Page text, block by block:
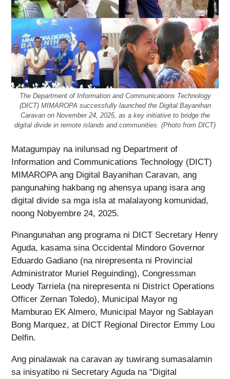
The Department of Information and Communications Technology
(DICT) MIMAROPA successfully launched the Digital Bayanihan
Caravan on November 24, 2025, as a key initiative to bridge the
digital divide in remote islands and communities. (Photo from DICT)
Matagumpay na inilunsad ng Department of
Information and Communications Technology (DICT)
MIMAROPA ang Digital Bayanihan Caravan, ang
pangunahing hakbang ng ahensya upang isara ang
digital divide sa mga isla at malalayong komunidad,
noong Nobyembre 24, 2025.
Pinangunahan ang programa ni DICT Secretary Henry
Aguda, kasama sina Occidental Mindoro Governor
Eduardo Gadiano (na nirepresenta ni Provincial
Administrator Muriel Reguinding), Congressman
Leody Tarriela (na nirepresenta ni District Operations
Officer Zernan Toledo), Municipal Mayor ng
Mamburao EK Almero, Municipal Mayor ng Sablayan
Bong Marquez, at DICT Regional Director Emmy Lou
Delfin.
Ang pinalawak na caravan ay tuwirang sumasalamin
sa inisyatibo ni Secretary Aguda na “Digital